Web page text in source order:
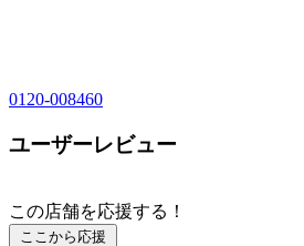
0120-008460
ユーザーレビュー
この店舗を応援する！
ここから応援